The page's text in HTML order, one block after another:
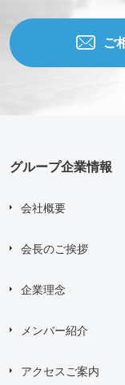
ご
グループ企業情報
会社概要
会長のご挨拶
企業理念
メンバー紹介
アクセスご案内